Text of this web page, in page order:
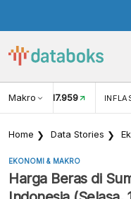
Makro
USD/IDR 17.959
Home Data Stories
EKONOMI & MAKRO
Harga Beras di